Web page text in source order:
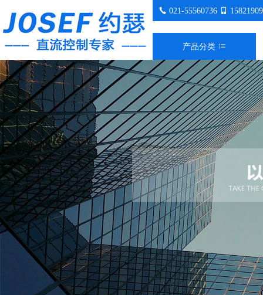
021-55560736
产品分类